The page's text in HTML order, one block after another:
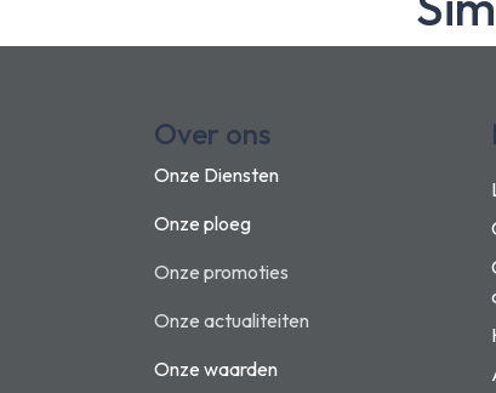
Over ons
Onze Diensten
Onze ploeg
Onze promoties
Onze actualiteiten
Onze waarden